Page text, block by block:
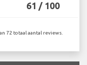
61 / 100
72 totaal aantal reviews.